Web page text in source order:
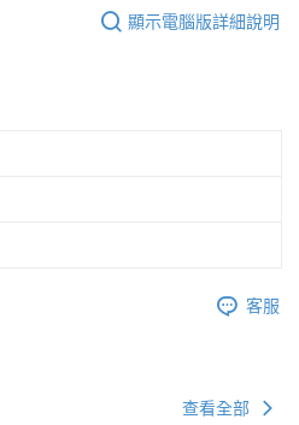
顯示電腦版詳細說明
客服
查看全部